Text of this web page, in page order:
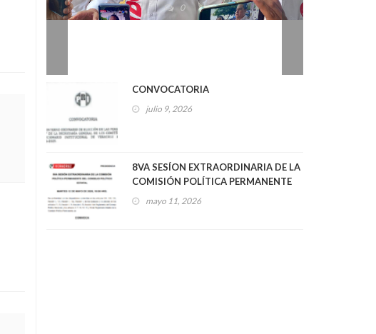
2026
0
CONVOCATORIA
julio 9, 2026
8VA SESÍON EXTRAORDINARIA DE LA
COMISIÓN POLÍTICA PERMANENTE
DEL CONSEJO POLÍTICO ESTATAL
mayo 11, 2026